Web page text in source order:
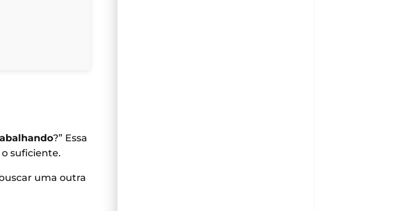
?” Essa
suficiente.
uma outra